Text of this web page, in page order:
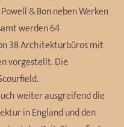
& Bon neben Werken
werden 64
38 Architekturbüros mit
vorgestellt. Die
weiter ausgreifend die
in England und den